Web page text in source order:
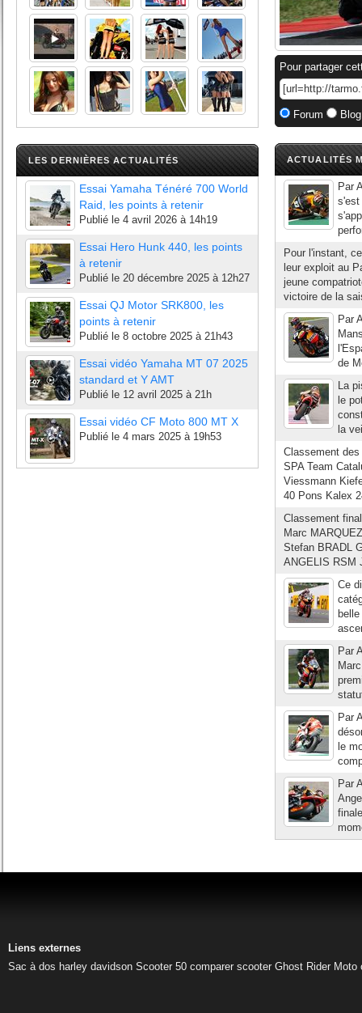
LES DERNIÈRES ACTUALITÉS
Essai Yamaha Ténéré 700 World
Raid, les points à retenir
Publié le 4 avril 2026 à 14h19
Essai Hero Hunk 440, les points
à retenir
Publié le 20 décembre 2025 à 12h27
Essai QJ Motor SRK800, les
points à retenir
Publié le 8 octobre 2025 à 21h43
Essai vidéo Yamaha MT 07 2025
standard et Y AMT
Publié le 12 avril 2025 à 21h
Essai vidéo CF Moto 800 MT X
Publié le 4 mars 2025 à 19h53
Pour partager
Forum
ACTUALITÉS
Par
s'est
Pour l'instant,
leur exploit au
jeune
victoire de la
Par
de
La
le
la
Classement
SPA Team
Viessmann
40 Pons Kalex
Classement
Marc
Stefan BRADL
ANGELIS RSM
Ce
Par
Par
le
Par
Liens externes
Sac à dos harley davidson Scooter 50 comparer scooter Ghost Rider Moto